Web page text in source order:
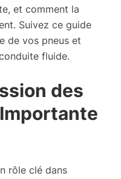
et comment la
Suivez ce guide
de vos pneus et
fluide.
des
rôle clé dans